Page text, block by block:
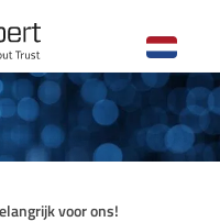
voor ons!